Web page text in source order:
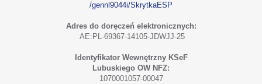
/gennl9044i/SkrytkaESP
Adres do doręczeń elektronicznych:
AE:PL-69367-14105-JDWJJ-25
Identyfikator Wewnętrzny KSeF
Lubuskiego OW NFZ:
1070001057-00047